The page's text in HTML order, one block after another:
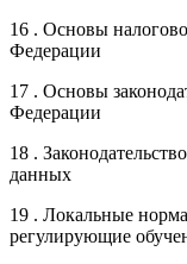
16 . Основы
Федерации
17 . Основы
Федерации
18 .
данных
19 . Локальные
регулирующие